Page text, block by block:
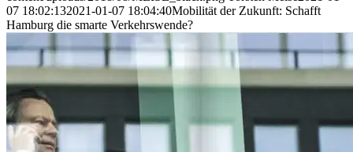
07 18:02:132021-01-07 18:04:40Mobilität der Zukunft: Schafft
Hamburg die smarte Verkehrswende?